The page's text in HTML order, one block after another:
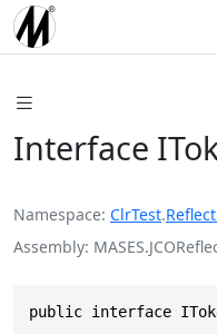
Interface
Namespace ClrTest.
Assembly
public interface